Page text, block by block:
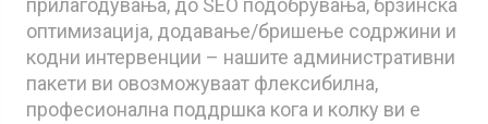
прилагодувања, до SEO подобрувања, брзинска
оптимизација, додавање/бришење содржини и
кодни интервенции – нашите административни
пакети ви овозможуваат флексибилна,
професионална поддршка кога и колку ви е